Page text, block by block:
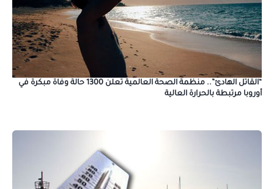
“القاتل الهادئ”.. منظمة الصحة العالمية تعلن 1300 حالة وفاة مبكرة في
أوروبا مرتبطة بالحرارة العالية